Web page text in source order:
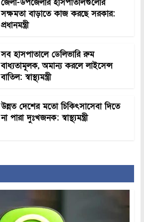
সক্ষমতা বাড়াতে কাজ করছে সরকার:
প্রধানমন্ত্রী
সব হাসপাতালে ডেলিভারি রুম
বাধ্যতামূলক, অমান্য করলে লাইসেন্স
বাতিল: স্বাস্থ্যমন্ত্রী
উন্নত দেশের মতো চিকিৎসাসেবা দিতে
না পারা দুঃখজনক: স্বাস্থ্যমন্ত্রী